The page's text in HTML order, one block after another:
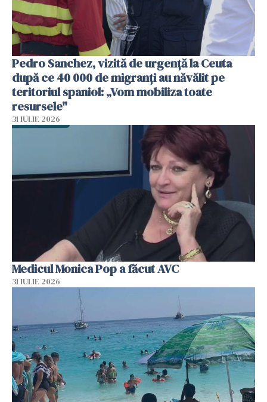
Pedro Sanchez, vizită de urgență la Ceuta
după ce 40 000 de migranți au năvălit pe
teritoriul spaniol: „Vom mobiliza toate
resursele"
31 IULIE 2026
Medicul Monica Pop a făcut AVC
31 IULIE 2026